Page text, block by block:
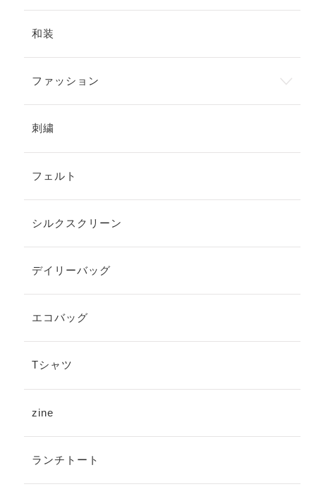
和装
ファッション
刺繍
フェルト
シルクスクリーン
デイリーバッグ
エコバッグ
Tシャツ
zine
ランチトート